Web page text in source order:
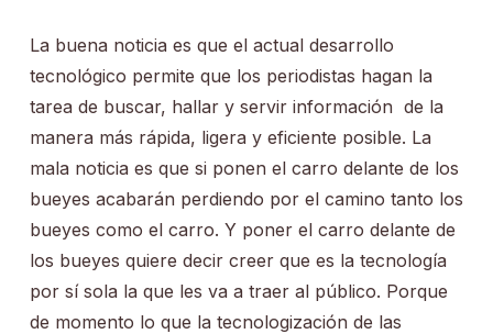
La buena noticia es que el actual desarrollo
tecnológico permite que los periodistas hagan la
tarea de buscar, hallar y servir información de la
manera más rápida, ligera y eficiente posible. La
mala noticia es que si ponen el carro delante de los
bueyes acabarán perdiendo por el camino tanto los
bueyes como el carro. Y poner el carro delante de
los bueyes quiere decir creer que es la tecnología
por sí sola la que les va a traer al público. Porque
de momento lo que la tecnologización de las